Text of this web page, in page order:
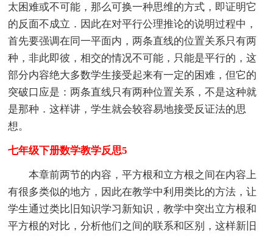
太困难或不可能，那么可换一种思维的方式，即证明它
的反面不成立．因此在对平行公理推论的说明过程中，
首先要强调在同一平面内，两条直线的位置关系只有两
种，非此即彼，相交的情况不可能，只能是平行的，这
部分内容绝大多数学生接受起来有一定的困难，但它的
突破口应是：两条直线只有两种位置关系，不是这种就
是那种．这样讲，学生就会较容易地接受反证法的思
想。
七年级下册数学教学反思5
本章前两节的内容，平方根和立方根之间在内容上
有很多类似的地方，因此在教学中利用类比的方法，让
学生通过类比旧知识学习新知识，教学中突出立方根和
平方根的对比，分析他们之间的联系和区别，这样新旧